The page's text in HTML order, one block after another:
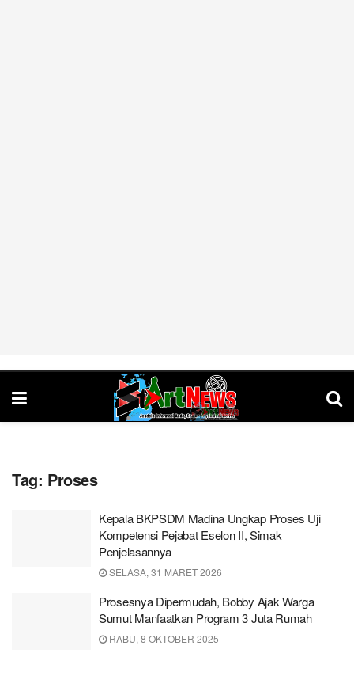
Tag: Proses
Kepala BKPSDM Madina Ungkap Proses Uji
Kompetensi Pejabat Eselon II, Simak
Penjelasannya
SELASA, 31 MARET 2026
Prosesnya Dipermudah, Bobby Ajak Warga
Sumut Manfaatkan Program 3 Juta Rumah
RABU, 8 OKTOBER 2025